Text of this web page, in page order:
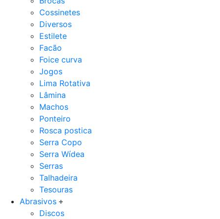
Cossinetes
Diversos
Estilete
Facão
Foice curva
Jogos
Lima Rotativa
Lâmina
Machos
Ponteiro
Rosca postica
Serra Copo
Serra Wídea
Serras
Talhadeira
Tesouras
Abrasivos
Discos